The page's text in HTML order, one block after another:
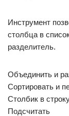
Инструмент
столбца в
разделитель.
Объединить и
Сортировать и
Столбик в
Подсчитать